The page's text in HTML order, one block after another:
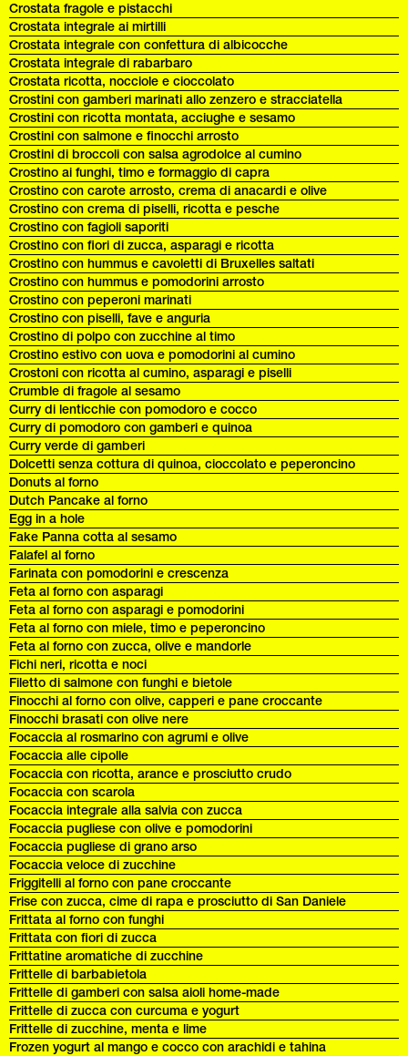
Crostata fragole e pistacchi
Crostata integrale ai mirtilli
Crostata integrale con confettura di albicocche
Crostata integrale di rabarbaro
Crostata ricotta, nocciole e cioccolato
Crostini con gamberi marinati allo zenzero e stracciatella
Crostini con ricotta montata, acciughe e sesamo
Crostini con salmone e finocchi arrosto
Crostini di broccoli con salsa agrodolce al cumino
Crostino ai funghi, timo e formaggio di capra
Crostino con carote arrosto, crema di anacardi e olive
Crostino con crema di piselli, ricotta e pesche
Crostino con fagioli saporiti
Crostino con fiori di zucca, asparagi e ricotta
Crostino con hummus e cavoletti di Bruxelles saltati
Crostino con hummus e pomodorini arrosto
Crostino con peperoni marinati
Crostino con piselli, fave e anguria
Crostino di polpo con zucchine al timo
Crostino estivo con uova e pomodorini al cumino
Crostoni con ricotta al cumino, asparagi e piselli
Crumble di fragole al sesamo
Curry di lenticchie con pomodoro e cocco
Curry di pomodoro con gamberi e quinoa
Curry verde di gamberi
Dolcetti senza cottura di quinoa, cioccolato e peperoncino
Donuts al forno
Dutch Pancake al forno
Egg in a hole
Fake Panna cotta al sesamo
Falafel al forno
Farinata con pomodorini e crescenza
Feta al forno con asparagi
Feta al forno con asparagi e pomodorini
Feta al forno con miele, timo e peperoncino
Feta al forno con zucca, olive e mandorle
Fichi neri, ricotta e noci
Filetto di salmone con funghi e bietole
Finocchi al forno con olive, capperi e pane croccante
Finocchi brasati con olive nere
Focaccia al rosmarino con agrumi e olive
Focaccia alle cipolle
Focaccia con ricotta, arance e prosciutto crudo
Focaccia con scarola
Focaccia integrale alla salvia con zucca
Focaccia pugliese con olive e pomodorini
Focaccia pugliese di grano arso
Focaccia veloce di zucchine
Friggitelli al forno con pane croccante
Frise con zucca, cime di rapa e prosciutto di San Daniele
Frittata al forno con funghi
Frittata con fiori di zucca
Frittatine aromatiche di zucchine
Frittelle di barbabietola
Frittelle di gamberi con salsa aioli home-made
Frittelle di zucca con curcuma e yogurt
Frittelle di zucchine, menta e lime
Frozen yogurt al mango e cocco con arachidi e tahina